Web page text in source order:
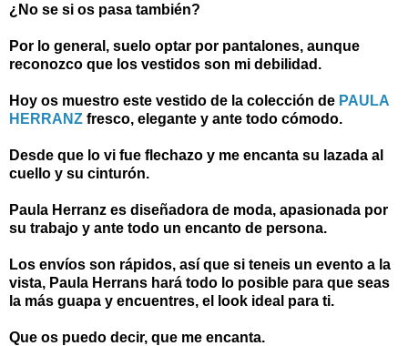
¿No se si os pasa también?
Por lo general, suelo optar por pantalones, aunque
reconozco que los vestidos son mi debilidad.
Hoy os muestro este vestido de la colección de PAULA
HERRANZ fresco, elegante y ante todo cómodo.
Desde que lo vi fue flechazo y me encanta su lazada al
cuello y su cinturón.
Paula Herranz es diseñadora de moda, apasionada por
su trabajo y ante todo un encanto de persona.
Los envíos son rápidos, así que si teneis un evento a la
vista, Paula Herrans hará todo lo posible para que seas
la más guapa y encuentres, el look ideal para ti.
Que os puedo decir, que me encanta.